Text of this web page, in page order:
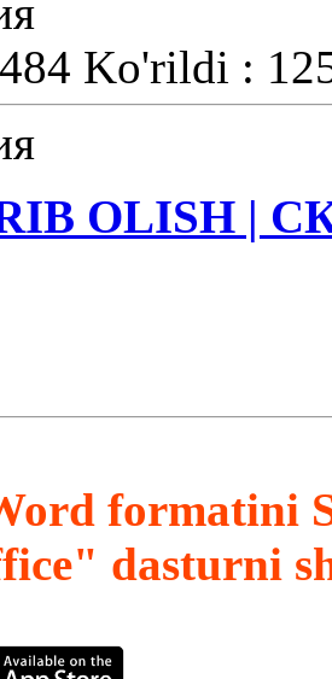
Ko'rildi :
OLISH |
formatini
dasturni